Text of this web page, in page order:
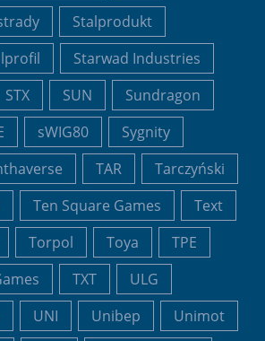
Stalprodukt
Starwad Industries
STX SUN
Sundragon
sWIG80
Sygnity
TAR
Tarczyński
Ten Square Games
Text
Torpol Toya
TPE
TXT
ULG
UNI Unibep
Unimot